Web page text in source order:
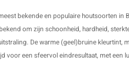
bekende en populaire houtsoorten in
om zijn schoonheid, hardheid,
De warme (geel)bruine kleurtint,
voor een sfeervol eindresultaat, met een